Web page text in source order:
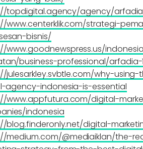
topdigital.agency/agency/
www.centerklik.com/strategi-
bisnis/
www.goodnewspress.us/
business-professional/arfadia-
julesarkley.svbtle.com/why-
agency-indonesia-is-essential
www.appfutura.com/digital-
indonesia
blog.finderonly.net/digital-
medium.com/@mediaiklan/the-